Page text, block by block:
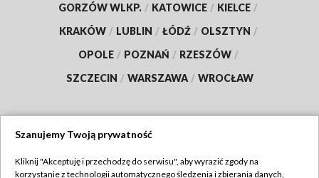
GORZÓW WLKP. / KATOWICE / KIELCE /
KRAKÓW / LUBLIN / ŁÓDŹ / OLSZTYN /
OPOLE / POZNAŃ / RZESZÓW /
SZCZECIN / WARSZAWA / WROCŁAW
Szanujemy Twoją prywatność
Kliknij "Akceptuję i przechodzę do serwisu", aby wyrazić zgody na
korzystanie z technologii automatycznego śledzenia i zbierania danych,